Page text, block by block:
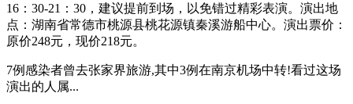
16：30-21：30，建议提前到场，以免错过精彩表演。演出地
点：湖南省常德市桃源县桃花源镇秦溪游船中心。演出票价：
原价248元，现价218元。
7例感染者曾去张家界旅游,其中3例在南京机场中转!看过这场
演出的人属...